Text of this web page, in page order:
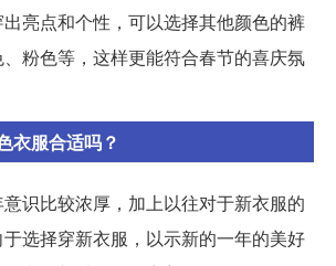
亮点和个性，可以选择其他颜色的裤
粉色等，这样更能符合春节的喜庆氛
衣服合适吗？
识比较浓厚，加上以往对于新衣服的
选择穿新衣服，以示新的一年的美好